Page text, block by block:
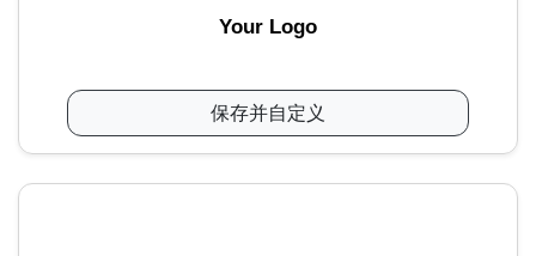
Your Logo
保存并自定义